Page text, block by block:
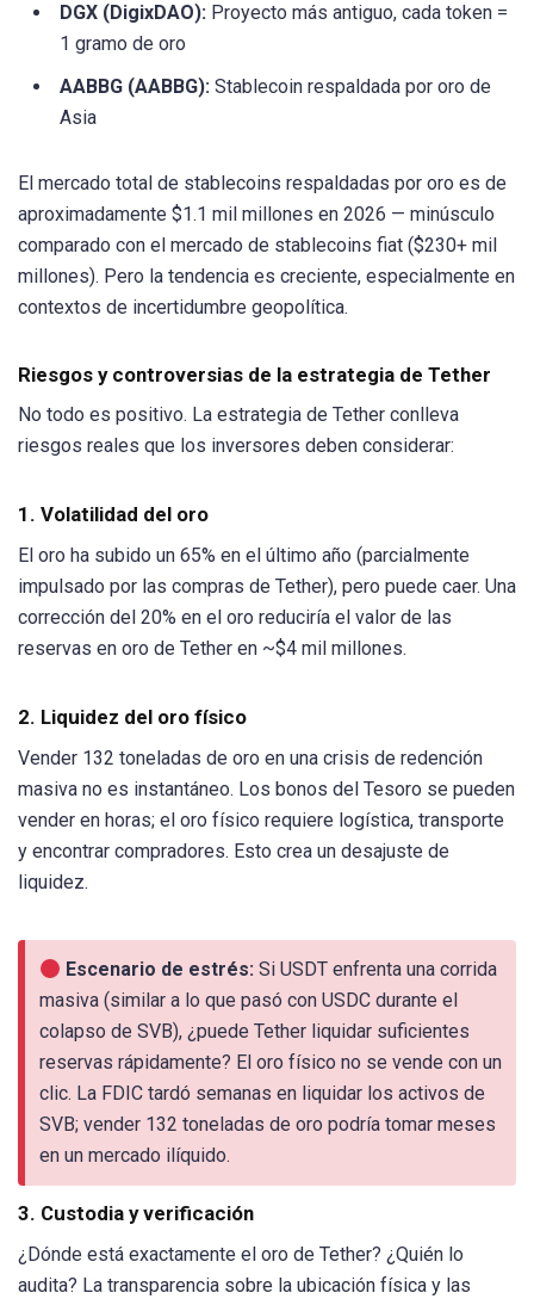
DGX (DigixDAO): Proyecto más antiguo, cada token =
1 gramo de oro
AABBG (AABBG): Stablecoin respaldada por oro de
Asia
El mercado total de stablecoins respaldadas por oro es de
aproximadamente $1.1 mil millones en 2026 — minúsculo
comparado con el mercado de stablecoins fiat ($230+ mil
millones). Pero la tendencia es creciente, especialmente en
contextos de incertidumbre geopolítica.
Riesgos y controversias de la estrategia de Tether
No todo es positivo. La estrategia de Tether conlleva
riesgos reales que los inversores deben considerar:
1. Volatilidad del oro
El oro ha subido un 65% en el último año (parcialmente
impulsado por las compras de Tether), pero puede caer. Una
corrección del 20% en el oro reduciría el valor de las
reservas en oro de Tether en ~$4 mil millones.
2. Liquidez del oro físico
Vender 132 toneladas de oro en una crisis de redención
masiva no es instantáneo. Los bonos del Tesoro se pueden
vender en horas; el oro físico requiere logística, transporte
y encontrar compradores. Esto crea un desajuste de
liquidez.
Escenario de estrés: Si USDT enfrenta una corrida
masiva (similar a lo que pasó con USDC durante el
colapso de SVB), ¿puede Tether liquidar suficientes
reservas rápidamente? El oro físico no se vende con un
clic. La FDIC tardó semanas en liquidar los activos de
SVB; vender 132 toneladas de oro podría tomar meses
en un mercado ilíquido.
3. Custodia y verificación
¿Dónde está exactamente el oro de Tether? ¿Quién lo
audita? La transparencia sobre la ubicación física y las